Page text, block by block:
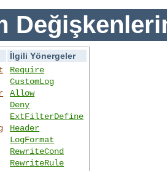
İlgili Yönergeler
Require
CustomLog
Allow
Deny
ExtFilterDefine
Header
LogFormat
RewriteCond
RewriteRule